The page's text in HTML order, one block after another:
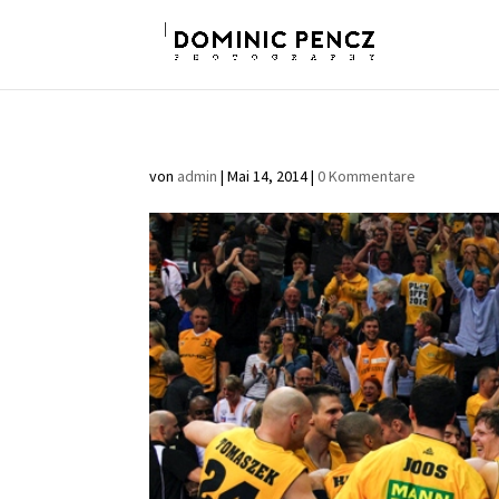
von admin |Mai 14, 2014|0 Kommentare